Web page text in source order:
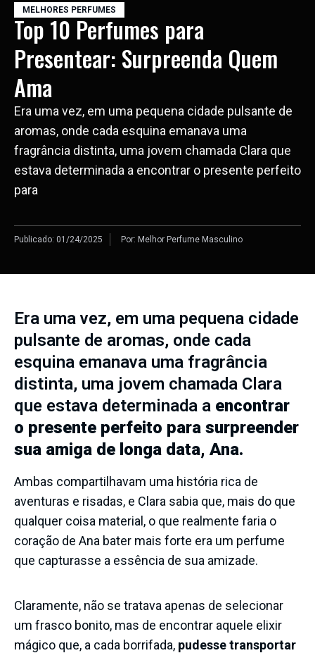
MELHORES PERFUMES
Top 10 Perfumes para
Presentear: Surpreenda Quem
Ama
Era uma vez, em uma pequena cidade pulsante de
aromas, onde cada esquina emanava uma
fragrância distinta, uma jovem chamada Clara que
estava determinada a encontrar o presente perfeito
para
Publicado: 01/24/2025 Por: Melhor Perfume Masculino
Era uma vez, em uma pequena cidade
pulsante de aromas, onde cada
esquina emanava uma fragrância
distinta, uma jovem chamada Clara
que estava determinada a encontrar
o presente perfeito para surpreender
sua amiga de longa data, Ana.
Ambas compartilhavam uma história rica de
aventuras e risadas, e Clara sabia que, mais do que
qualquer coisa material, o que realmente faria o
coração de Ana bater mais forte era um perfume
que capturasse a essência de sua amizade.
Claramente, não se tratava apenas de selecionar
um frasco bonito, mas de encontrar aquele elixir
mágico que, a cada borrifada, pudesse transportar